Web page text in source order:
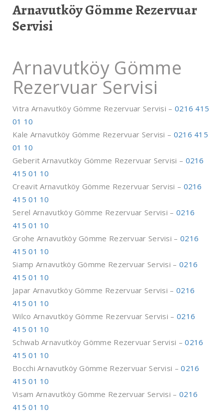
Arnavutköy Gömme Rezervuar
Servisi
Arnavutköy Gömme
Rezervuar Servisi
Vitra Arnavutköy Gömme Rezervuar Servisi – 0216 415
01 10
Kale Arnavutköy Gömme Rezervuar Servisi – 0216 415
01 10
Geberit Arnavutköy Gömme Rezervuar Servisi – 0216
415 01 10
Creavit Arnavutköy Gömme Rezervuar Servisi – 0216
415 01 10
Serel Arnavutköy Gömme Rezervuar Servisi – 0216
415 01 10
Grohe Arnavutköy Gömme Rezervuar Servisi – 0216
415 01 10
Siamp Arnavutköy Gömme Rezervuar Servisi – 0216
415 01 10
Japar Arnavutköy Gömme Rezervuar Servisi – 0216
415 01 10
Wilco Arnavutköy Gömme Rezervuar Servisi – 0216
415 01 10
Schwab Arnavutköy Gömme Rezervuar Servisi –0216
415 01 10
Bocchi Arnavutköy Gömme Rezervuar Servisi –0216
415 01 10
Visam Arnavutköy Gömme Rezervuar Servisi – 0216
415 01 10